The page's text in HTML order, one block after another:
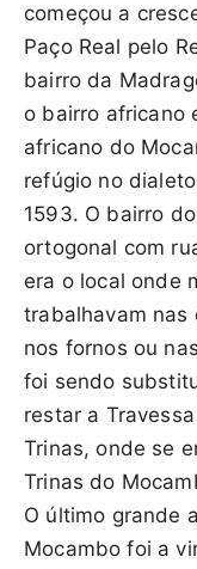
começou a
Paço Real pelo
bairro da
o bairro africano
africano do
refúgio no
1593. O bairro
ortogonal com
era o local onde
trabalhavam nas
nos fornos ou
foi sendo
restar a
Trinas, onde se
Trinas do
O último grande
Mocambo foi a